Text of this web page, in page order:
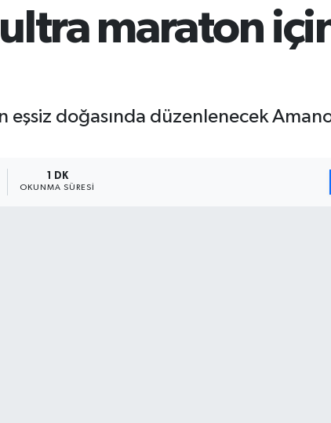
maraton
eşsiz doğasında düzenlenecek
1 DK
OKUNMA SÜRESI